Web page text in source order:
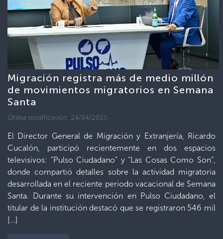
Migración registra más de medio millón
de movimientos migratorios en Semana
Santa
Última modificación: 24/04/2025
El Director General de Migración y Extranjería, Ricardo
Cucalón, participó recientemente en dos espacios
televisivos: “Pulso Ciudadano” y “Las Cosas Como Son”,
donde compartió detalles sobre la actividad migratoria
desarrollada en el reciente periodo vacacional de Semana
Santa. Durante su intervención en Pulso Ciudadano, el
titular de la institución destacó que se registraron 546 mil
[…]